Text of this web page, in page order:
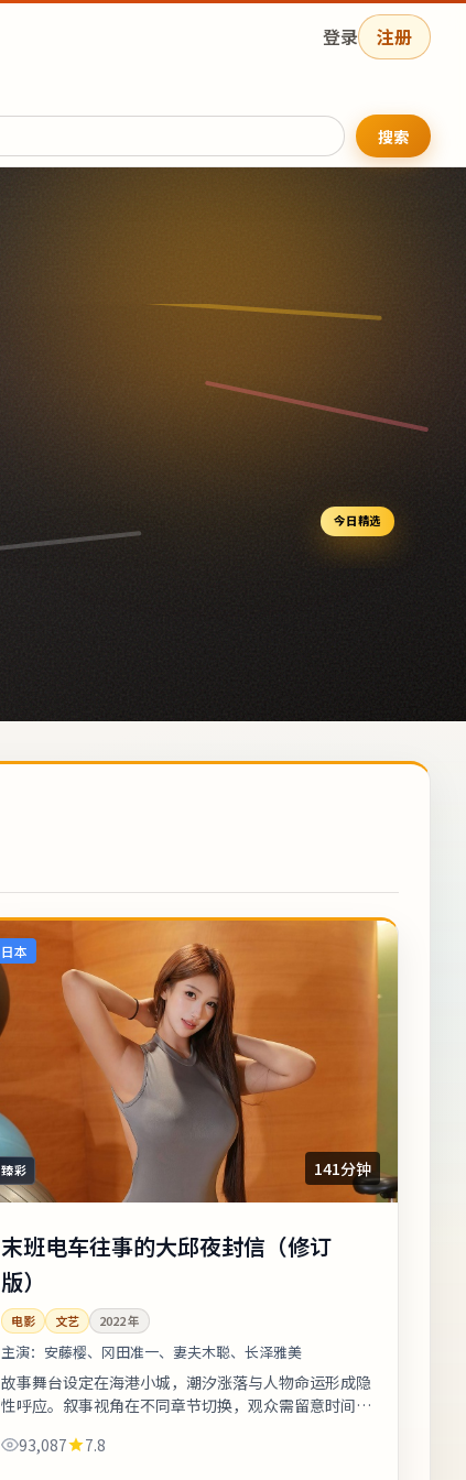
登录 注册
搜索
今日精选
日本
臻彩 141分钟
末班电车往事的大邱夜封信（修订
版）
电影 文艺 2022年
主演： 安藤樱、冈田准一、妻夫木聪、长泽雅美
故事舞台设定在海港小城，潮汐涨落与人物命运形成隐
性呼应。叙事视角在不同章节切换，观众需留意时间标
事，允许多种答案。《末班电车往事...
93,087 7.8